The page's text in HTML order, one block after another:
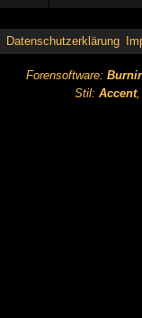
Datenschutzerklärung
Forensoftware:
Stil: Accent,